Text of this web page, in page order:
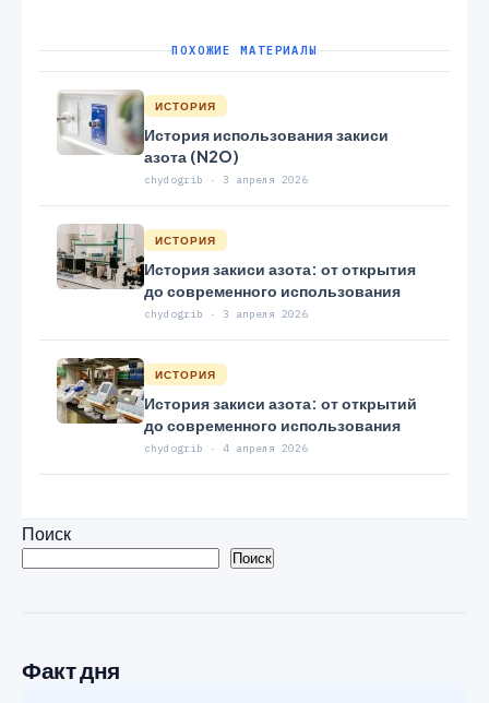
ПОХОЖИЕ МАТЕРИАЛЫ
ИСТОРИЯ
История использования закиси
азота (N2O)
chydogrib · 3 апреля 2026
ИСТОРИЯ
История закиси азота: от открытия
до современного использования
chydogrib · 3 апреля 2026
ИСТОРИЯ
История закиси азота: от открытий
до современного использования
chydogrib · 4 апреля 2026
Поиск
Поиск
Факт дня